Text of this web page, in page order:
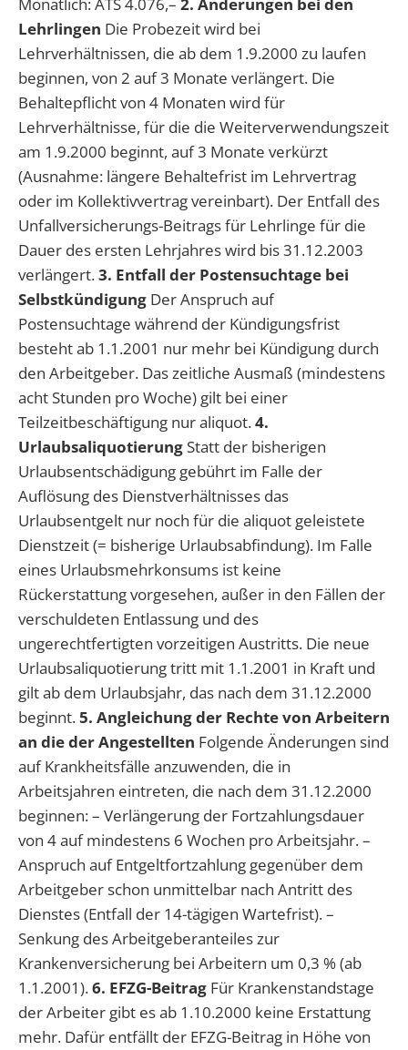
Lehrlingen Die Probezeit wird bei
Lehrverhältnissen, die ab dem 1.9.2000 zu laufen
beginnen, von 2 auf 3 Monate verlängert. Die
Behaltepflicht von 4 Monaten wird für
Lehrverhältnisse, für die die Weiterverwendungszeit
am 1.9.2000 beginnt, auf 3 Monate verkürzt
(Ausnahme: längere Behaltefrist im Lehrvertrag
oder im Kollektivvertrag vereinbart). Der Entfall des
Unfallversicherungs-Beitrags für Lehrlinge für die
Dauer des ersten Lehrjahres wird bis 31.12.2003
verlängert.3. Entfall der Postensuchtage bei
Selbstkündigung Der Anspruch auf
Postensuchtage während der Kündigungsfrist
besteht ab 1.1.2001 nur mehr bei Kündigung durch
den Arbeitgeber. Das zeitliche Ausmaß (mindestens
acht Stunden pro Woche) gilt bei einer
Teilzeitbeschäftigung nur aliquot.4.
Urlaubsaliquotierung Statt der bisherigen
Urlaubsentschädigung gebührt im Falle der
Auflösung des Dienstverhältnisses das
Urlaubsentgelt nur noch für die aliquot geleistete
Dienstzeit (= bisherige Urlaubsabfindung). Im Falle
eines Urlaubsmehrkonsums ist keine
Rückerstattung vorgesehen, außer in den Fällen der
verschuldeten Entlassung und des
ungerechtfertigten vorzeitigen Austritts. Die neue
Urlaubsaliquotierung tritt mit 1.1.2001 in Kraft und
gilt ab dem Urlaubsjahr, das nach dem 31.12.2000
beginnt.5. Angleichung der Rechte von Arbeitern
an die der Angestellten Folgende Änderungen sind
auf Krankheitsfälle anzuwenden, die in
Arbeitsjahren eintreten, die nach dem 31.12.2000
beginnen: – Verlängerung der Fortzahlungsdauer
von 4 auf mindestens 6 Wochen pro Arbeitsjahr. –
Anspruch auf Entgeltfortzahlung gegenüber dem
Arbeitgeber schon unmittelbar nach Antritt des
Dienstes (Entfall der 14-tägigen Wartefrist). –
Senkung des Arbeitgeberanteiles zur
Krankenversicherung bei Arbeitern um 0,3 % (ab
1.1.2001).6. EFZG-Beitrag Für Krankenstandstage
der Arbeiter gibt es ab 1.10.2000 keine Erstattung
mehr. Dafür entfällt der EFZG-Beitrag in Höhe von